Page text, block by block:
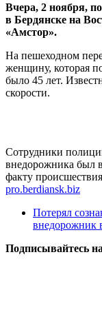
Вчера, 2 ноября,
в Бердянске на
«Амстор».
На пешеходном
женщину, которая
было 45 лет.
скорости.
Сотрудники
внедорожника был
факту
pro.berdiansk.biz
Потерял
Подписывайтесь